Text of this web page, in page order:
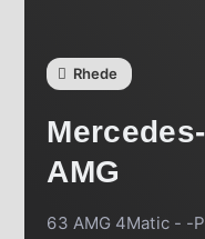
Rhede
AMG
63 AMG 4Matic - -